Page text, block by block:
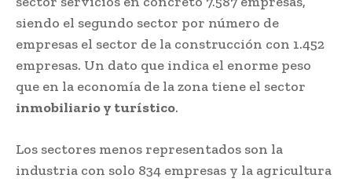
siendo el segundo sector por número de
empresas el sector de la construcción con 1.452
empresas. Un dato que indica el enorme peso
que en la economía de la zona tiene el sector
inmobiliario y turístico.
Los sectores menos representados son la
industria con solo 834 empresas y la agricultura